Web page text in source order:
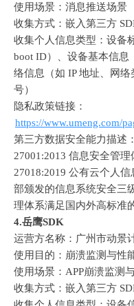
使用场景：消息推送场景
收集方式：嵌入第三方
收集个人信息类型：设备
boot ID）、设备基本信息
络信息（如 IP 地址、网络
号）
隐私政策链接：
https://www.umeng.com/
第三方数据安全能力描述
27001:2013 信息安全管理
27018:2019 公有云个人信
部颁发的信息系统安全三
理体系满足国内外高标准
4.岳鹰SDK
运营方名称：广州市动景
使用目的：崩溃监测与性
使用场景： APP崩溃监测
收集方式：嵌入第三方